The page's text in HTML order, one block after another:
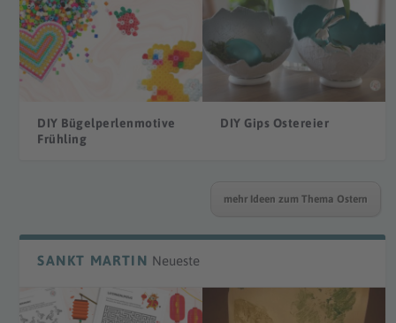
DIY Bügelperlenmotive
Frühling
DIY Gips Ostereier
mehr Ideen zum Thema Ostern
SANKT MARTIN Neueste